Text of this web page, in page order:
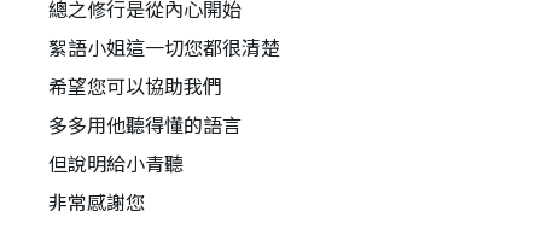
總之修行是從內心開始
絮語小姐這一切您都很清楚
希望您可以協助我們
多多用他聽得懂的語言
但說明給小青聽
非常感謝您